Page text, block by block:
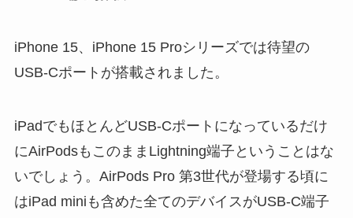
iPhone 15、iPhone 15 Proシリーズでは待望の
USB-Cポートが搭載されました。
iPadでもほとんどUSB-Cポートになっているだけ
にAirPodsもこのままLightning端子ということはな
いでしょう。AirPods Pro 第3世代が登場する頃に
はiPad miniも含めた全てのデバイスがUSB-C端子